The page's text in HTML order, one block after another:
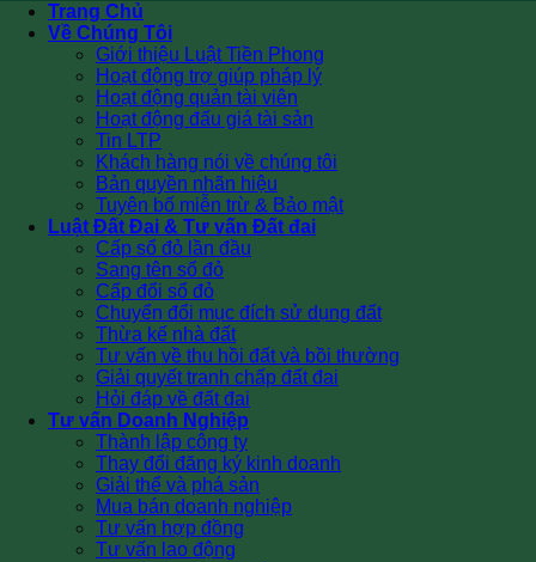
Trang Chủ
Về Chúng Tôi
Giới thiệu Luật Tiền Phong
Hoạt động trợ giúp pháp lý
Hoạt động quản tài viên
Hoạt động đấu giá tài sản
Tin LTP
Khách hàng nói về chúng tôi
Bản quyền nhãn hiệu
Tuyên bố miễn trừ & Bảo mật
Luật Đất Đai & Tư vấn Đất đai
Cấp sổ đỏ lần đầu
Sang tên sổ đỏ
Cấp đổi sổ đỏ
Chuyển đổi mục đích sử dụng đất
Thừa kế nhà đất
Tư vấn về thu hồi đất và bồi thường
Giải quyết tranh chấp đất đai
Hỏi đáp về đất đai
Tư vấn Doanh Nghiệp
Thành lập công ty
Thay đổi đăng ký kinh doanh
Giải thể và phá sản
Mua bán doanh nghiệp
Tư vấn hợp đồng
Tư vấn lao động